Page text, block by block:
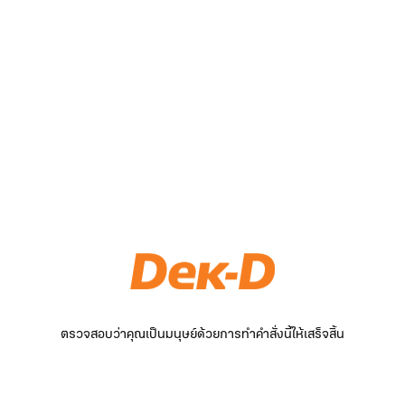
ตรวจสอบว่าคุณเป็นมนุษย์ด้วยการทำคำสั่งนี้ให้เสร็จสิ้น